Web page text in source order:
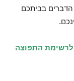
הדברים בביתכם
לרשימת התפוצה